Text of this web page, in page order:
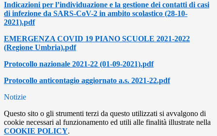
Indicazioni per l’individuazione e la gestione dei contatti di casi
di infezione da SARS-CoV-2 in ambito scolastico (28-10-
2021).pdf
EMERGENZA COVID 19 PIANO SCUOLE 2021-2022
(Regione Umbria).pdf
Protocollo nazionale 2021-22 (01-09-2021).pdf
Protocollo anticontagio aggiornato a.s. 2021-22.pdf
Notizie
Questo sito o gli strumenti terzi da questo utilizzati si avvalgono di
cookie necessari al funzionamento ed utili alle finalità illustrate nella
COOKIE POLICY.